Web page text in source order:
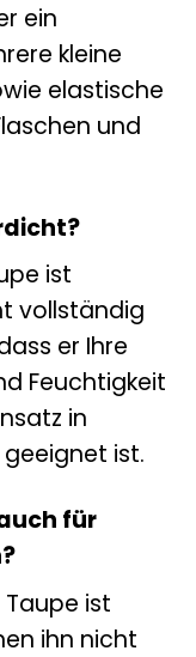
ein
kleine
elastische
und
ist
vollständig
er Ihre
Feuchtigkeit
in
ist.
für
ist
ihn nicht